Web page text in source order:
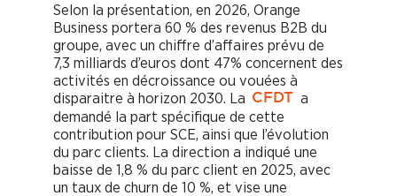
Selon la présentation, en 2026, Orange
Business portera 60 % des revenus B2B du
groupe, avec un chiffre d’affaires prévu de
7,3 milliards d’euros dont 47% concernent des
activités en décroissance ou vouées à
disparaitre à horizon 2030. La CFDT
a
demandé la part spécifique de cette
contribution pour SCE, ainsi que l’évolution
du parc clients. La direction a indiqué une
baisse de 1,8 % du parc client en 2025, avec
un taux de churn de 10 %, et vise une